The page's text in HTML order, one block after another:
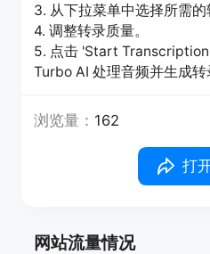
3. 从下拉菜单中选择所需的
4. 调整转录质量。
5. 点击 'Start
Turbo AI 处理音频并生成转
浏览量： 162
打
网站流量情况